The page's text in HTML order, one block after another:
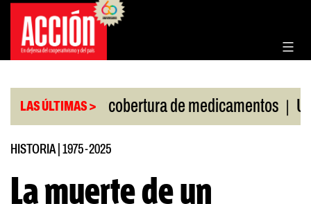
Saltar
contenido
LAS ÚLTIMAS >
Corte por cobertura de medicamentos | Uruguay
HISTORIA| 1975-2025
La muerte de un